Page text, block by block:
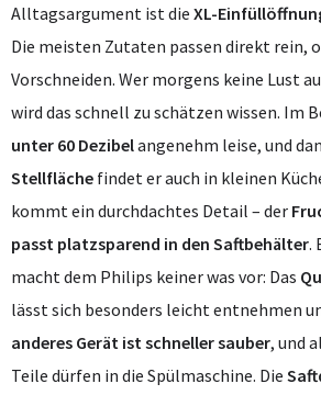
Alltagsargument ist die XL-
Die meisten Zutaten passen direkt rein,
Vorschneiden. Wer morgens keine Lust
wird das schnell zu schätzen wissen. Im
unter 60 Dezibelangenehm leise, und
Stellfläche findet er auch in kleinen
kommt ein durchdachtes Detail – der
passt platzsparend in den Saftbehälter.
macht dem Philips keiner was vor: Das
lässt sich besonders leicht entnehmen
anderes Gerät ist schneller sauber, und
Teile dürfen in die Spülmaschine. Die